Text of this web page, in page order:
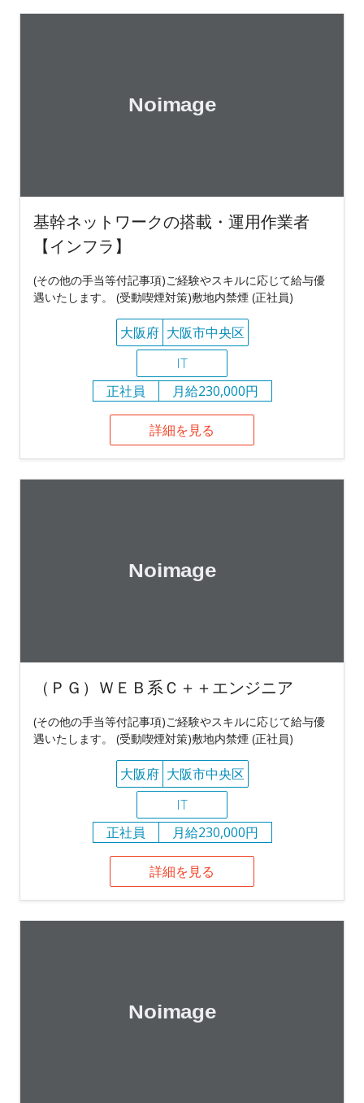
基幹ネットワークの搭載・運用作業者
【インフラ】
(その他の手当等付記事項)ご経験やスキルに応じて給与優
遇いたします。 (受動喫煙対策)敷地内禁煙 (正社員)
大阪府 大阪市中央区
IT
正社員
月給230,000円
詳細を見る
（ＰＧ）ＷＥＢ系Ｃ＋＋エンジニア
(その他の手当等付記事項)ご経験やスキルに応じて給与優
遇いたします。 (受動喫煙対策)敷地内禁煙 (正社員)
大阪府 大阪市中央区
IT
正社員
月給230,000円
詳細を見る